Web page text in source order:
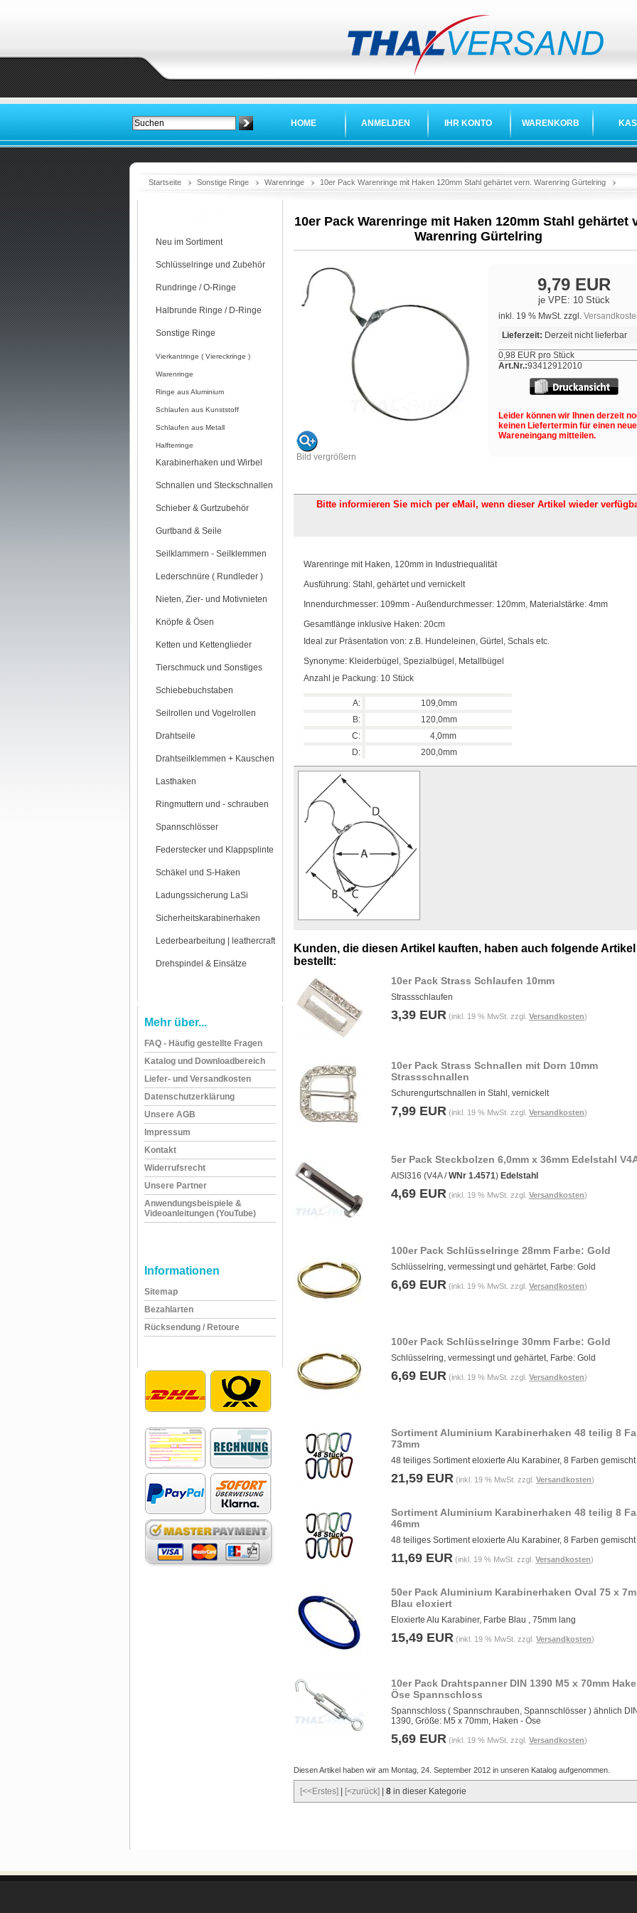
HOME ANMELDEN IHR KONTO WARENKORB
Startseite Sonstige Ringe Warenringe 10er Pack Warenringe mit Haken 120mm Stahl gehärtet vern. Warenring Gürtelring
Neu im Sortiment
Schlüsselringe und Zubehör
Rundringe / O-Ringe
Halbrunde Ringe / D-Ringe
Sonstige Ringe
Vierkantringe ( Viereckringe )
Warenringe
Ringe aus Aluminium
Schlaufen aus Kunststoff
Schlaufen aus Metall
Halfterringe
Karabinerhaken und Wirbel
Schnallen und Steckschnallen
Schieber & Gurtzubehör
Gurtband & Seile
Seilklammern - Seilklemmen
Lederschnüre ( Rundleder )
Nieten, Zier- und Motivnieten
Knöpfe & Ösen
Ketten und Kettenglieder
Tierschmuck und Sonstiges
Schiebebuchstaben
Seilrollen und Vogelrollen
Drahtseile
Drahtseilklemmen + Kauschen
Lasthaken
Ringmuttern und - schrauben
Spannschlösser
Federstecker und Klappsplinte
Schäkel und S-Haken
Ladungssicherung LaSi
Sicherheitskarabinerhaken
Lederbearbeitung | leathercraft
Drehspindel & Einsätze
Mehr über...
FAQ - Häufig gestellte Fragen
Katalog und Downloadbereich
Liefer- und Versandkosten
Datenschutzerklärung
Unsere AGB
Impressum
Kontakt
Widerrufsrecht
Unsere Partner
Anwendungsbeispiele &
Videoanleitungen (YouTube)
Informationen
Sitemap
Bezahlarten
Rücksendung / Retoure
10er Pack Warenringe mit Haken 120mm Stahl gehärtet
Warenring Gürtelring
Bild vergrößern
9,79 EUR
je VPE: 10 Stück
inkl. 19 % MwSt. zzgl.
Lieferzeit: Derzeit nicht lieferbar
0,98 EUR pro Stück
Art.Nr.:93412912010
Leider können wir Ihnen derzeit
keinen Liefertermin für einen
Wareneingang mitteilen.
Bitte informieren Sie mich per eMail, wenn dieser Artikel wieder
Warenringe mit Haken, 120mm in Industriequalität
Ausführung: Stahl, gehärtet und vernickelt
Innendurchmesser: 109mm - Außendurchmesser: 120mm, Materialstärke: 4mm
Gesamtlänge inklusive Haken: 20cm
Ideal zur Präsentation von: z.B. Hundeleinen, Gürtel, Schals etc.
Synonyme: Kleiderbügel, Spezialbügel, Metallbügel
Anzahl je Packung: 10 Stück
A:
109,0mm
B:
120,0mm
C:
4,0mm
D:
200,0mm
Kunden, die diesen Artikel kauften, haben auch folgende Artikel
bestellt:
10er Pack Strass Schlaufen 10mm
Strassschlaufen
3,39 EUR (inkl. 19 % MwSt. zzgl. Versandkosten)
10er Pack Strass Schnallen mit Dorn 10mm
Strassschnallen
Schurengurtschnallen in Stahl, vernickelt
7,99 EUR (inkl. 19 % MwSt. zzgl. Versandkosten)
5er Pack Steckbolzen 6,0mm x 36mm Edelstahl
AISI316 (V4A /WNr 1.4571) Edelstahl
4,69 EUR (inkl. 19 % MwSt. zzgl. Versandkosten)
100er Pack Schlüsselringe 28mm Farbe: Gold
Schlüsselring, vermessingt und gehärtet, Farbe: Gold
6,69 EUR (inkl. 19 % MwSt. zzgl. Versandkosten)
100er Pack Schlüsselringe 30mm Farbe: Gold
Schlüsselring, vermessingt und gehärtet, Farbe: Gold
6,69 EUR (inkl. 19 % MwSt. zzgl. Versandkosten)
Sortiment Aluminium Karabinerhaken 48 teilig 8
73mm
48 teiliges Sortiment eloxierte Alu Karabiner, 8 Farben gemischt
21,59 EUR (inkl. 19 % MwSt. zzgl. Versandkosten)
Sortiment Aluminium Karabinerhaken 48 teilig 8
46mm
48 teiliges Sortiment eloxierte Alu Karabiner, 8 Farben gemischt
11,69 EUR (inkl. 19 % MwSt. zzgl. Versandkosten)
50er Pack Aluminium Karabinerhaken Oval 75 x
Blau eloxiert
Eloxierte Alu Karabiner, Farbe Blau , 75mm lang
15,49 EUR (inkl. 19 % MwSt. zzgl. Versandkosten)
10er Pack Drahtspanner DIN 1390 M5 x 70mm
Öse Spannschloss
Spannschloss ( Spannschrauben, Spannschlösser ) ähnlich
1390, Größe: M5 x 70mm, Haken - Öse
5,69 EUR (inkl. 19 % MwSt. zzgl. Versandkosten)
Diesen Artikel haben wir am Montag, 24. September 2012 in unseren Katalog aufgenommen.
[<<Erstes] [<zurück] 8 in dieser Kategorie